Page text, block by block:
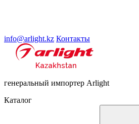
info@arlight.kz Контакты
генеральный импортер Arlight
Каталог